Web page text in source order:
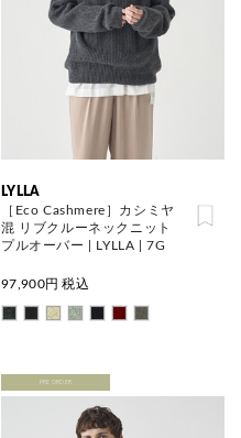
LYLLA
［Eco Cashmere］カシミヤ
混 リブクルーネックニット
プルオーバー | LYLLA | 7G
97,900円 税込
PRE ORDER